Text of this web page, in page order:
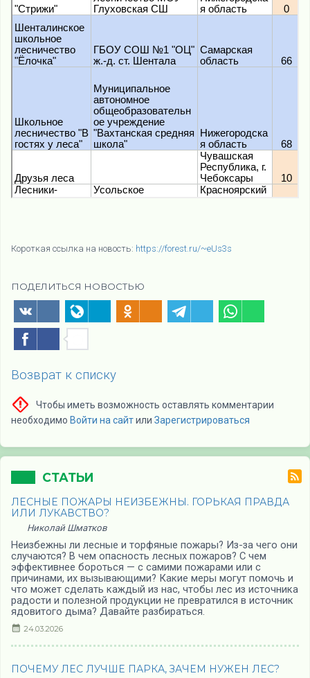
Короткая ссылка на новость: https://forest.ru/~eUs3s
ПОДЕЛИТЬСЯ НОВОСТЬЮ
Возврат к списку
Чтобы иметь возможность оставлять комментарии
необходимо Войти на сайтили Зарегистрироваться
СТАТЬИ
ЛЕСНЫЕ ПОЖАРЫ НЕИЗБЕЖНЫ. ГОРЬКАЯ ПРАВДА
ИЛИ ЛУКАВСТВО?
Николай Шматков
Неизбежны ли лесные и торфяные пожары? Из-за чего они
случаются? В чем опасность лесных пожаров? С чем
эффективнее бороться — с самими пожарами или с
причинами, их вызывающими? Какие меры могут помочь и
что может сделать каждый из нас, чтобы лес из источника
радости и полезной продукции не превратился в источник
ядовитого дыма? Давайте разбираться.
24.03.2026
ПОЧЕМУ ЛЕС ЛУЧШЕ ПАРКА, ЗАЧЕМ НУЖЕН ЛЕС?